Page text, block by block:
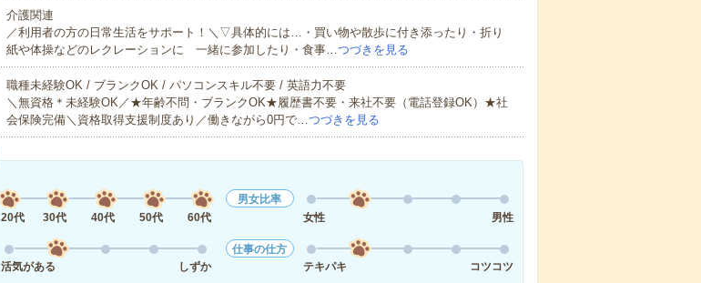
介護関連
／利用者の方の日常生活をサポート！＼▽具体的には…・買い物や散歩に付き添ったり・折り
紙や体操などのレクレーションに 一緒に参加したり・食事…つづきを見る
職種未経験OK / ブランクOK / パソコンスキル不要 / 英語力不要
＼無資格＊未経験OK／★年齢不問・ブランクOK★履歴書不要・来社不要（電話登録OK）★社
会保険完備＼資格取得支援制度あり／働きながら0円で…つづきを見る
20代
30代 40代 50代 60代
男女比率
女性
男性
活気がある
しずか
仕事の仕方
テキパキ
コツコツ